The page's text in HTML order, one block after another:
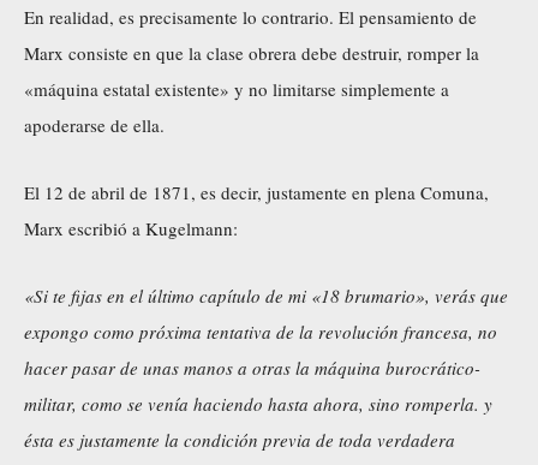
En realidad, es precisamente lo contrario. El pensamiento de
Marx consiste en que la clase obrera debe destruir, romper la
«máquina estatal existente» y no limitarse simplemente a
apoderarse de ella.
El 12 de abril de 1871, es decir, justamente en plena Comuna,
Marx escribió a Kugelmann:
«Si te fijas en el último capítulo de mi «18 brumario», verás que
expongo como próxima tentativa de la revolución francesa, no
hacer pasar de unas manos a otras la máquina burocrático-
militar, como se venía haciendo hasta ahora, sino romperla. y
ésta es justamente la condición previa de toda verdadera